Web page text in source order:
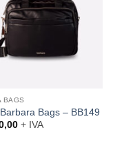
BAGS
Bags – BB149
+ IVA